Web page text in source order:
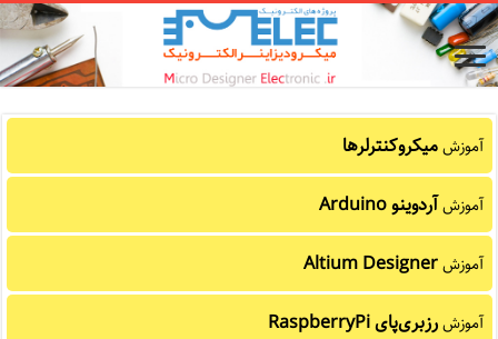
آموزشمیکروکنترلرها
آموزشآردوینو Arduino
آموزشAltium Designer
آموزشرزبری‌پای RaspberryPi